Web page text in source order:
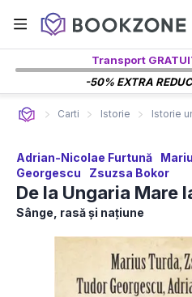
Transport
-50% EXTRA
Carti Istorie Istorie
Adrian-Nicolae Furtună
Georgescu
Zsuzsa Bokor
De la Ungaria Mare
Sânge, rasă și națiune